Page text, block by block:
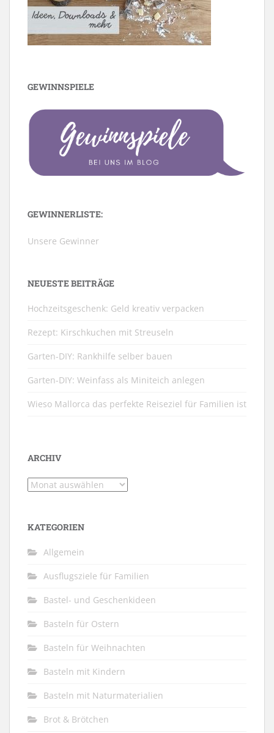
GEWINNSPIELE
GEWINNERLISTE:
Unsere Gewinner
NEUESTE BEITRÄGE
Hochzeitsgeschenk: Geld kreativ verpacken
Rezept: Kirschkuchen mit Streuseln
Garten-DIY: Rankhilfe selber bauen
Garten-DIY: Weinfass als Miniteich anlegen
Wieso Mallorca das perfekte Reiseziel für Familien ist
ARCHIV
Archiv
KATEGORIEN
Allgemein
Ausflugsziele für Familien
Bastel- und Geschenkideen
Basteln für Ostern
Basteln für Weihnachten
Basteln mit Kindern
Basteln mit Naturmaterialien
Brot & Brötchen